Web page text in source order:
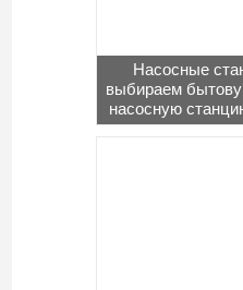
Насосные
выбираем
насосную